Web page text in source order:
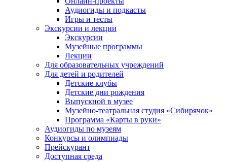
Аудиогиды и подкасты
Игры и тесты
Экскурсии и лекции
Экскурсии
Музейные программы
Лекции
Для образовательных учреждений
Для детей и родителей
Детские клубы
Детские дни рождения
Выпускной в музее
Музейно-театральная студия «Сибирячок»
Программа «Карты в руки»
Аудиогиды по музеям
Конкурсы и олимпиады
Прейскурант
Доступная среда